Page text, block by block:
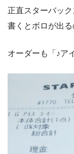
正直スターバッ
書くとボロが出
オーダーも「♪ア